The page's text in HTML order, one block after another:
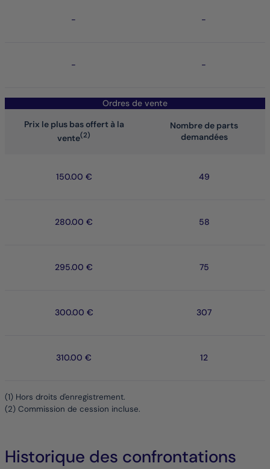
- -
- -
Ordres de vente
Prix le plus bas offert à la
vente(2)
Nombre de parts
demandées
150.00 € 49
280.00 € 58
295.00 € 75
300.00 € 307
310.00 € 12
(1) Hors droits d'enregistrement.
(2) Commission de cession incluse.
Historique des confrontations